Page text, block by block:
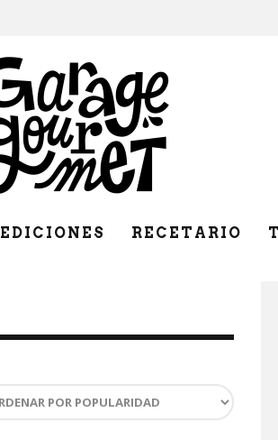
EDICIONES RECETARIO